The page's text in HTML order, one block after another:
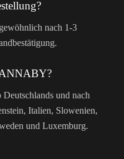
nach 1-3
und nach
Italien, Slowenien,
und Luxemburg.